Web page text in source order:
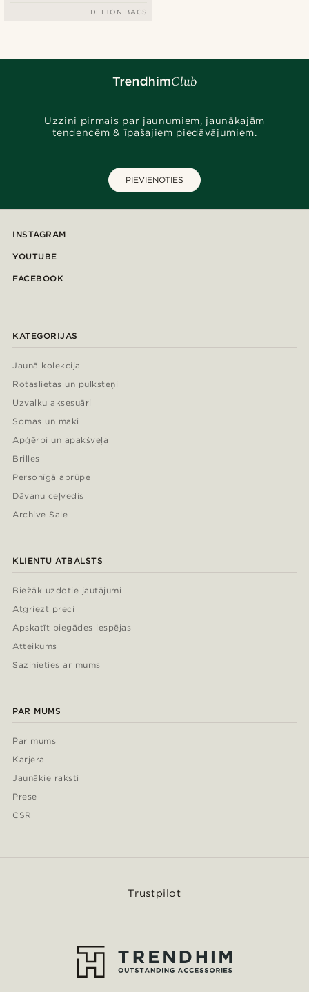
DELTON BAGS
Uzzini pirmais par jaunumiem, jaunākajām
tendencēm & īpašajiem piedāvājumiem.
PIEVIENOTIES
INSTAGRAM
YOUTUBE
FACEBOOK
KATEGORIJAS
Jaunā kolekcija
Rotaslietas un pulksteņi
Uzvalku aksesuāri
Somas un maki
Apģērbi un apakšveļa
Brilles
Personīgā aprūpe
Dāvanu ceļvedis
Archive Sale
KLIENTU ATBALSTS
Biežāk uzdotie jautājumi
Atgriezt preci
Apskatīt piegādes iespējas
Atteikums
Sazinieties ar mums
PAR MUMS
Par mums
Karjera
Jaunākie raksti
Prese
CSR
Trustpilot